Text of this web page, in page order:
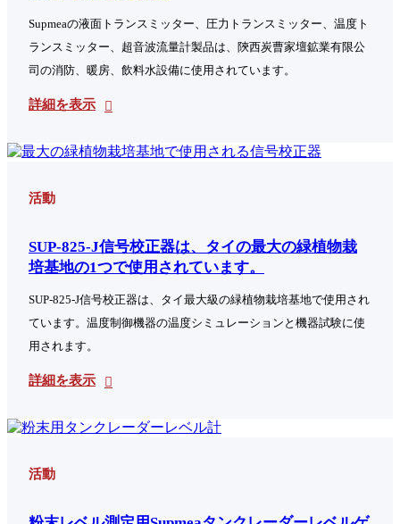
Supmeaの液面トランスミッター、圧力トランスミッター、温度ト
ランスミッター、超音波流量計製品は、陝西炭曹家壇鉱業有限公
司の消防、暖房、飲料水設備に使用されています。
詳細を表示
活動
SUP-825-J信号校正器は、タイの最大の緑植物栽
培基地の1つで使用されています。
SUP-825-J信号校正器は、タイ最大級の緑植物栽培基地で使用され
ています。温度制御機器の温度シミュレーションと機器試験に使
用されます。
詳細を表示
活動